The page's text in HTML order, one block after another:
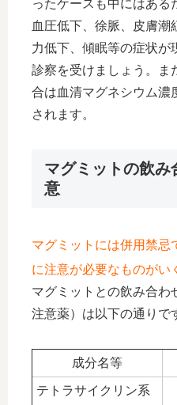
ったケースも中にはある
血圧低下、徐脈、皮膚潮
力低下、傾眠等の症状が
診察を受けましょう。ま
合は血清マグネシウム濃
されます。
マグミットの飲み
意
マグミットには併用禁忌
に注意が必要なものがい
マグミットとの飲み合わ
注意薬）は以下の通りで
成分名等
テトラサイクリン系